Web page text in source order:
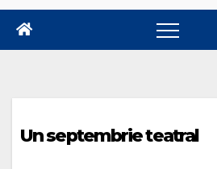
Un septembrie teatral